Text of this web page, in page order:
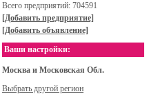
Всего предприятий: 704591
[Добавить предприятие]
[Добавить объявление]
Ваши настройки:
Москва и Московская Обл.
Выбрать другой регион